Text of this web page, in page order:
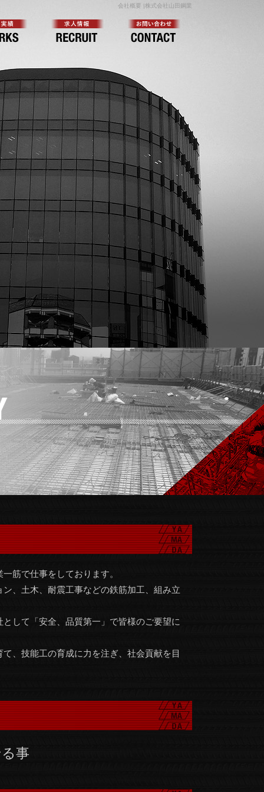
会社概要 |株式会社山田鋼業
筋で仕事をしております。
、土木、耐震工事などの鉄筋加工、組み立
して「安全、品質第一」で皆様のご要望に
、技能工の育成に力を注ぎ、社会貢献を目
事